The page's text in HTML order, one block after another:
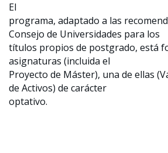
El
programa, adaptado a las
Consejo de Universidades para los
títulos propios de postgrado, está
asignaturas (incluida el
Proyecto de Máster), una de ellas
de Activos) de carácter
optativo.